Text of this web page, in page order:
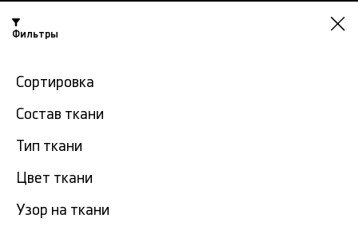
Казань
-15% на ткани по промокоду NY15
Детская ткань хлопок в
Казани
Фильтры
Сортировка
Состав ткани
Тип ткани
Цвет ткани
Узор на ткани